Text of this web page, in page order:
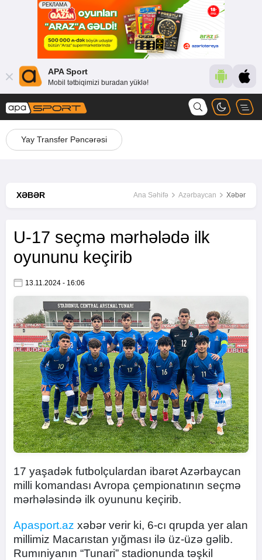
APA Sport
Mobil tətbiqimizi buradan yüklə!
Yay Transfer Pəncərəsi
XƏBƏR Ana Səhifə Azərbaycan Xəbər
U-17 seçmə mərhələdə ilk
oyununu keçirib
13.11.2024 - 16:06
17 yaşadək futbolçulardan ibarət Azərbaycan
milli komandası Avropa çempionatının seçmə
mərhələsində ilk oyununu keçirib.
Apasport.az xəbər verir ki, 6-cı qrupda yer alan
millimiz Macarıstan yığması ilə üz-üzə gəlib.
Rumıniyanın “Tunari” stadionunda təşkil